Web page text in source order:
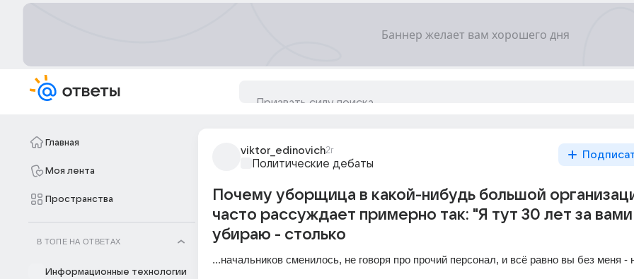
Главная
Моя лента
Пространства
В ТОПЕ НА ОТВЕТАХ
Информационные технологии
viktor_edinovich2г
Политические дебаты
Почему уборщица в какой-нибудь большой
часто рассуждает примерно так: "Я тут 30 лет за вами
убираю - столько
...начальников сменилось, не говоря про прочий персонал, и всё равно вы без меня -